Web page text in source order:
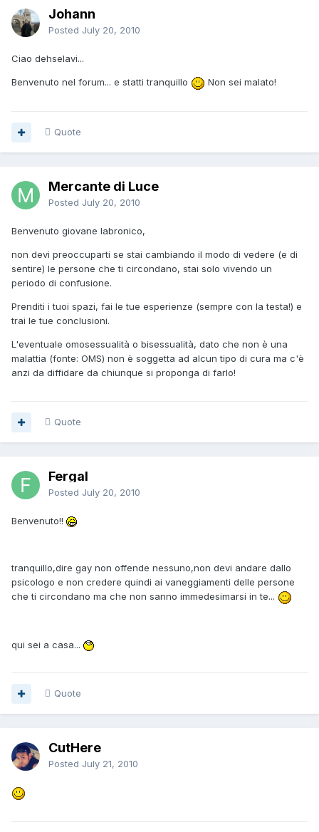
Johann
Posted July 20, 2010
Ciao dehselavi...
Benvenuto nel forum... e statti tranquillo Non sei malato!
Quote
Mercante di Luce
Posted July 20, 2010
Benvenuto giovane labronico,
non devi preoccuparti se stai cambiando il modo di vedere (e di
sentire) le persone che ti circondano, stai solo vivendo un
periodo di confusione.
Prenditi i tuoi spazi, fai le tue esperienze (sempre con la testa!) e
trai le tue conclusioni.
L'eventuale omosessualità o bisessualità, dato che non è una
malattia (fonte: OMS) non è soggetta ad alcun tipo di cura ma c'è
anzi da diffidare da chiunque si proponga di farlo!
Quote
Fergal
Posted July 20, 2010
Benvenuto!!
tranquillo,dire gay non offende nessuno,non devi andare dallo
psicologo e non credere quindi ai vaneggiamenti delle persone
che ti circondano ma che non sanno immedesimarsi in te...
qui sei a casa...
Quote
CutHere
Posted July 21, 2010